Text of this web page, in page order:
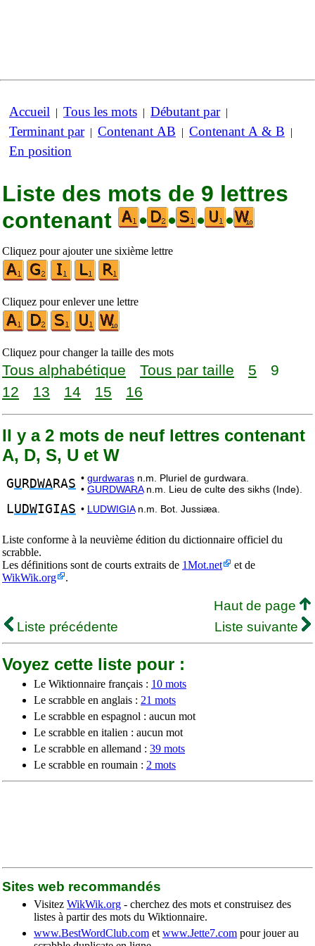
Accueil | Tous les mots | Débutant par|
Terminant par| Contenant AB | Contenant A & B |
En position
Liste des mots de 9 lettres
contenant
• • • •
Cliquez pour ajouter une sixième lettre
Cliquez pour enlever une lettre
Cliquez pour changer la taille des mots
Tous alphabétique Tous par taille 5
9
12
13 14 15 16
Il y a 2 mots de neuf lettres contenant
A, D, S, U et W
GU RDWARAS • gurdwaras n.m. Pluriel de gurdwara.
• GURDWARAn.m. Lieu de culte des sikhs (Inde).
LUDWIGIAS • LUDWIGIAn.m. Bot. Jussiæa.
Liste conforme à la neuvième édition du dictionnaire officiel du
scrabble.
Les définitions sont de courts extraits de 1Mot.net
et de
WikWik.org
.
Haut de page
Liste précédente
Liste suivante
Voyez cette liste pour :
Le Wiktionnaire français : 10 mots
Le scrabble en anglais : 21 mots
Le scrabble en espagnol : aucun mot
Le scrabble en italien : aucun mot
Le scrabble en allemand : 39 mots
Le scrabble en roumain : 2 mots
Sites web recommandés
Visitez WikWik.org - cherchez des mots et construisez des
listes à partir des mots du Wiktionnaire.
www.BestWordClub.com et www.Jette7.com pour jouer au